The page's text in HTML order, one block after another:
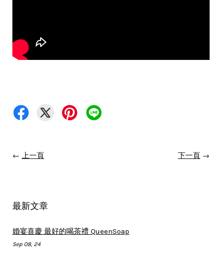
← 上一頁 下一頁 →
最新文章
婚宴喜慶 最好的喝茶禮 QueenSoap
Sep 08, 24